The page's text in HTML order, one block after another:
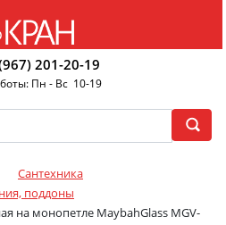
201-20-19
Пн - Вс 10-19
Сантехника
поддоны
на монопетле MaybahGlass MGV-